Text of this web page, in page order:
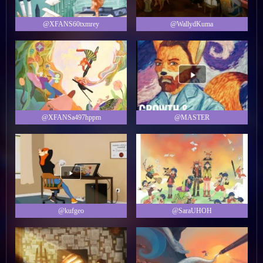
@XFANS60txmrey @WallydKuma
@XFANSa497hppm @MASTER
@kufgeo @SaraUHOH